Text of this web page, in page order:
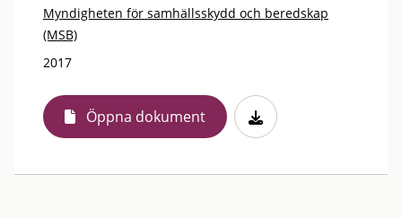
Myndigheten för samhällsskydd och beredskap
(MSB)
2017
Öppna dokument